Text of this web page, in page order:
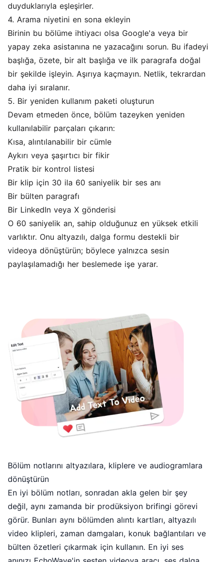
duyduklarıyla eşleşirler.
4. Arama niyetini en sona ekleyin
Birinin bu bölüme ihtiyacı olsa Google'a veya bir
yapay zeka asistanına ne yazacağını sorun. Bu ifadeyi
başlığa, özete, bir alt başlığa ve ilk paragrafa doğal
bir şekilde işleyin. Aşırıya kaçmayın. Netlik, tekrardan
daha iyi sıralanır.
5. Bir yeniden kullanım paketi oluşturun
Devam etmeden önce, bölüm tazeyken yeniden
kullanılabilir parçaları çıkarın:
Kısa, alıntılanabilir bir cümle
Aykırı veya şaşırtıcı bir fikir
Pratik bir kontrol listesi
Bir klip için 30 ila 60 saniyelik bir ses anı
Bir bülten paragrafı
Bir LinkedIn veya X gönderisi
O 60 saniyelik an, sahip olduğunuz en yüksek etkili
varlıktır. Onu altyazılı, dalga formu destekli bir
videoya dönüştürün; böylece yalnızca sesin
paylaşılamadığı her beslemede işe yarar.
Bölüm notlarını altyazılara, kliplere ve audiogramlara
dönüştürün
En iyi bölüm notları, sonradan akla gelen bir şey
değil, aynı zamanda bir prodüksiyon brifingi görevi
görür. Bunları aynı bölümden alıntı kartları, altyazılı
video klipleri, zaman damgaları, konuk bağlantıları ve
bülten özetleri çıkarmak için kullanın. En iyi ses